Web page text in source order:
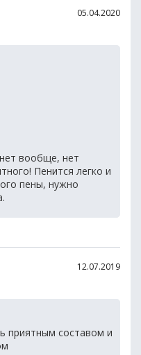
05.04.2020
вообще, нет
Пенится легко и
пены, нужно
12.07.2019
приятным составом и